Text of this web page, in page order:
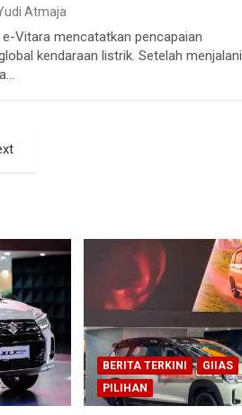
Atmaja
Vitara mencatatkan pencapaian
kendaraan listrik. Setelah menjalani
BERITA TERKINI GIIAS
PILIHAN